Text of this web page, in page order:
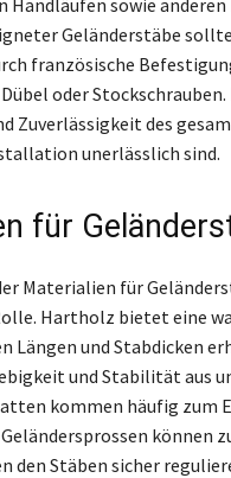
Geländerstäbe
französische
oder
Zuverlässigkeit des
unerlässlich sind.
für
Materialien für
Hartholz bietet eine
Längen und Stabdicken
und Stabilität aus
kommen häufig zum
können
den Stäben sicher